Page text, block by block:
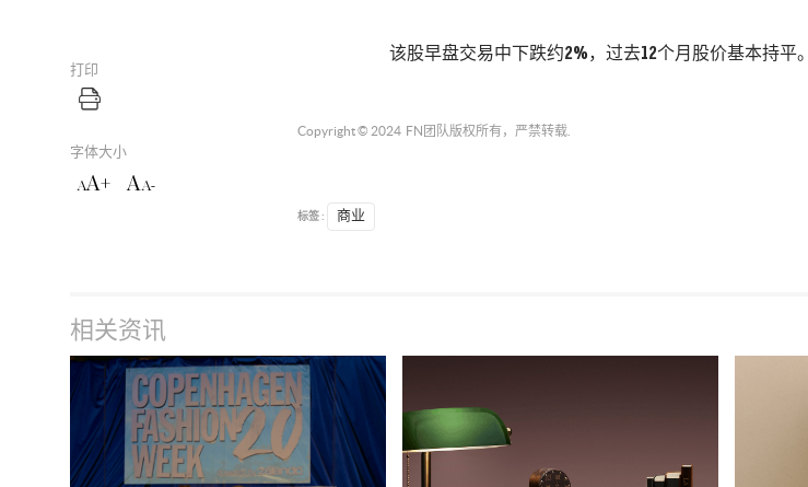
打印
字体大小
AA+ AA-
该股早盘交易中下跌约2%，过去12个月股价基本持平。
Copyright © 2024 FN团队 版权所有，严禁转载.
标签 : 商业
相关资讯